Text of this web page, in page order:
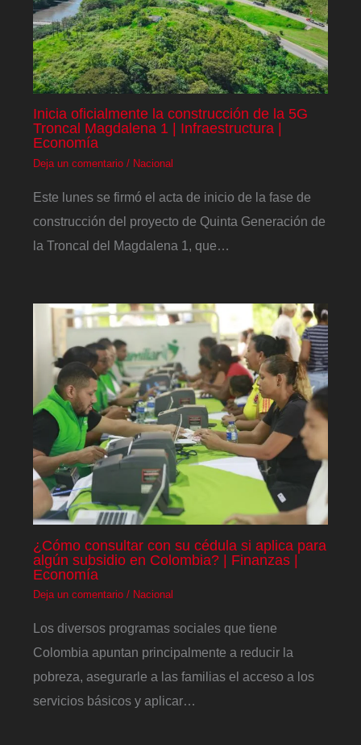
Inicia oficialmente la construcción de la 5G
Troncal Magdalena 1 | Infraestructura |
Economía
Deja un comentario / Nacional
Este lunes se firmó el acta de inicio de la fase de
construcción del proyecto de Quinta Generación de
la Troncal del Magdalena 1, que…
¿Cómo consultar con su cédula si aplica para
algún subsidio en Colombia? | Finanzas |
Economía
Deja un comentario / Nacional
Los diversos programas sociales que tiene
Colombia apuntan principalmente a reducir la
pobreza, asegurarle a las familias el acceso a los
servicios básicos y aplicar…